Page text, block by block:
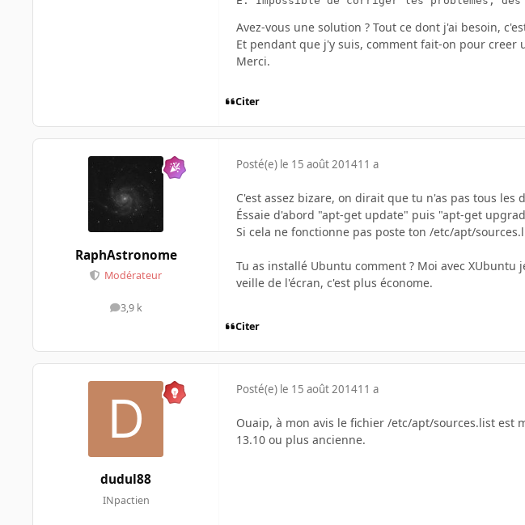
Avez-vous une solution ? Tout ce dont j'ai besoin,
Et pendant que j'y suis, comment fait-on pour creer
Merci.
Citer
RaphAstronome
Modérateur
3,9 k
messages
Posté(e) le 15 août 201411 a
C'est assez bizare, on dirait que tu n'as pas tous les
Éssaie d'abord "apt-get update" puis "apt-get
Si cela ne fonctionne pas poste ton /etc/apt/
Tu as installé Ubuntu comment ? Moi avec
veille de l'écran, c'est plus économe.
Citer
dudul88
INpactien
Posté(e) le 15 août 201411 a
Ouaip, à mon avis le fichier /etc/apt/sources.list est
13.10 ou plus ancienne.